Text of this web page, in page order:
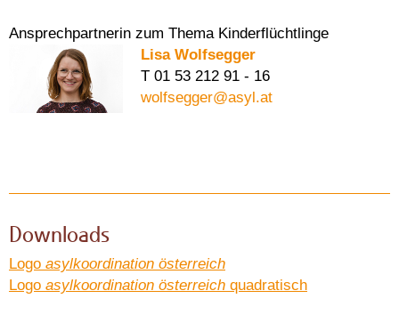
Ansprechpartnerin zum Thema Kinderflüchtlinge
Lisa Wolfsegger
T 01 53 212 91 - 16
wolfsegger@asyl.at
Downloads
Logo asylkoordination österreich
Logo asylkoordination österreich quadratisch